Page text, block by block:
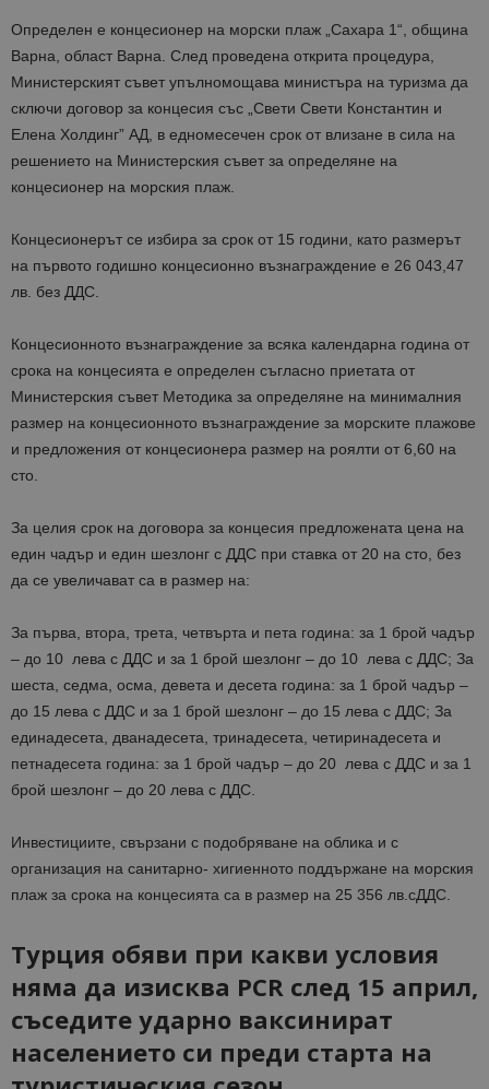
Определен е концесионер на морски плаж „Сахара 1“, община
Варна, област Варна. След проведена открита процедура,
Министерският съвет упълномощава министъра на туризма да
сключи договор за концесия със „Свети Свети Константин и
Елена Холдинг” АД, в едномесечен срок от влизане в сила на
решението на Министерския съвет за определяне на
концесионер на морския плаж.
Концесионерът се избира за срок от 15 години, като размерът
на първото годишно концесионно възнаграждение е 26 043,47
лв. без ДДС.
Концесионното възнаграждение за всяка календарна година от
срока на концесията е определен съгласно приетата от
Министерския съвет Методика за определяне на минималния
размер на концесионното възнаграждение за морските плажове
и предложения от концесионера размер на роялти от 6,60 на
сто.
За целия срок на договора за концесия предложената цена на
един чадър и един шезлонг с ДДС при ставка от 20 на сто, без
да се увеличават са в размер на:
За първа, втора, трета, четвърта и пета година: за 1 брой чадър
– до 10 лева с ДДС и за 1 брой шезлонг – до 10 лева с ДДС; За
шеста, седма, осма, девета и десета година: за 1 брой чадър –
до 15 лева с ДДС и за 1 брой шезлонг – до 15 лева с ДДС; За
единадесета, дванадесета, тринадесета, четиринадесета и
петнадесета година: за 1 брой чадър – до 20 лева с ДДС и за 1
брой шезлонг – до 20 лева с ДДС.
Инвестициите, свързани с подобряване на облика и с
организация на санитарно- хигиенното поддържане на морския
плаж за срока на концесията са в размер на 25 356 лв.сДДС.
Турция обяви при какви условия
няма да изисква PCR след 15 април,
съседите ударно ваксинират
населението си преди старта на